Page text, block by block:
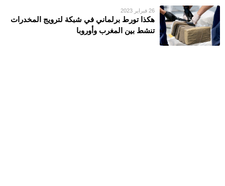
26 فبراير 2023
هكذا تورط برلماني في شبكة لترويج المخدرات
تنشط بين المغرب وأوروبا